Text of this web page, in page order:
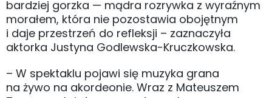
bardziej gorzka — mądra rozrywka z wyraźnym
morałem, która nie pozostawia obojętnym
i daje przestrzeń do refleksji – zaznaczyła
aktorka Justyna Godlewska-Kruczkowska.
– W spektaklu pojawi się muzyka grana
na żywo na akordeonie. Wraz z Mateuszem